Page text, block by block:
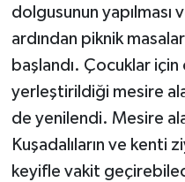
dolgusunun yapılması
ardından piknik
başlandı. Çocuklar için
yerleştirildiği mesire
de yenilendi. Mesire
Kuşadalıların ve
keyifle vakit